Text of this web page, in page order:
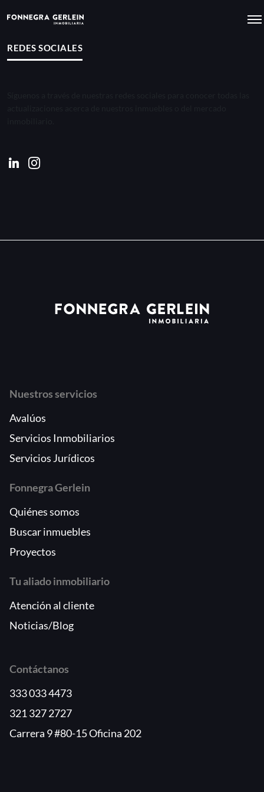
REDES SOCIALES
Nuestros servicios
Avalúos
Servicios Inmobiliarios
Servicios Jurídicos
Fonnegra Gerlein
Quiénes somos
Buscar inmuebles
Proyectos
Tu aliado inmobiliario
Atención al cliente
Noticias/Blog
Contáctanos
333 033 4473
321 327 2727
Carrera 9 #80-15 Oficina 202